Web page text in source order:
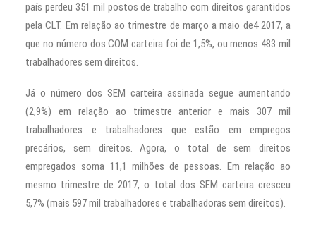
país perdeu 351 mil postos de trabalho com direitos garantidos
pela CLT. Em relação ao trimestre de março a maio de4 2017, a
que no número dos COM carteira foi de 1,5%, ou menos 483 mil
trabalhadores sem direitos.
Já o número dos SEM carteira assinada segue aumentando
(2,9%) em relação ao trimestre anterior e mais 307 mil
trabalhadores e trabalhadores que estão em empregos
precários, sem direitos. Agora, o total de sem direitos
empregados soma 11,1 milhões de pessoas. Em relação ao
mesmo trimestre de 2017, o total dos SEM carteira cresceu
5,7% (mais 597 mil trabalhadores e trabalhadoras sem direitos).